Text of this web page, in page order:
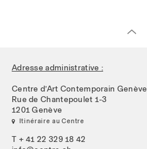
Adresse administrative :
Centre d’Art Contemporain Genève
Rue de Chantepoulet 1-3
1201 Genève
 Itinéraire au Centre
T + 41 22 329 18 42